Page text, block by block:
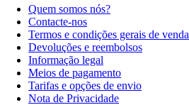
Quem somos nós?
Contacte-nos
Termos e condições gerais de venda
Devoluções e reembolsos
Informação legal
Meios de pagamento
Tarifas e opções de envio
Nota de Privacidade